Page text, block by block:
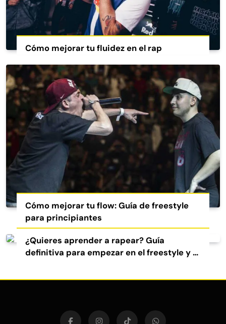
Cómo mejorar tu fluidez en el rap
Cómo mejorar tu flow: Guía de freestyle
para principiantes
¿Quieres aprender a rapear? Guía
definitiva para empezar en el freestyle y el